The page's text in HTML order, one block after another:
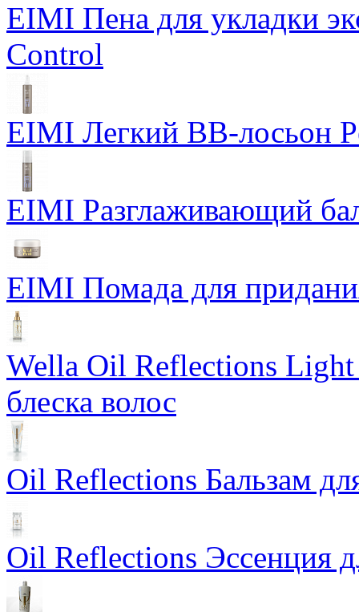
EIMI Пена для укладки
Control
EIMI Легкий BB-лосьон
EIMI Разглаживающий
EIMI Помада для
Wella Oil Reflections
блеска волос
Oil Reflections Бальзам
Oil Reflections Эссенция